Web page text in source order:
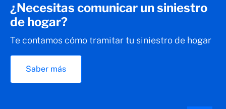
¿Necesitas comunicar un siniestro
de hogar?
Te contamos cómo tramitar tu siniestro de hogar
Saber más